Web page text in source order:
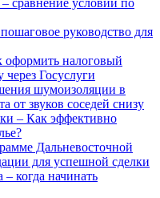
руководство для
оформить налоговый
через Госуслуги
шумоизоляции в
от звуков соседей снизу
– Как эффективно
Дальневосточной
для успешной сделки
когда начинать